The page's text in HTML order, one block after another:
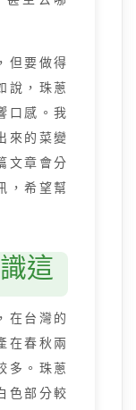
但要做得
說，珠蔥
口感。我
來的菜變
文章會分
，希望幫
這
在台灣的
在春秋兩
多。珠蔥
色部分較